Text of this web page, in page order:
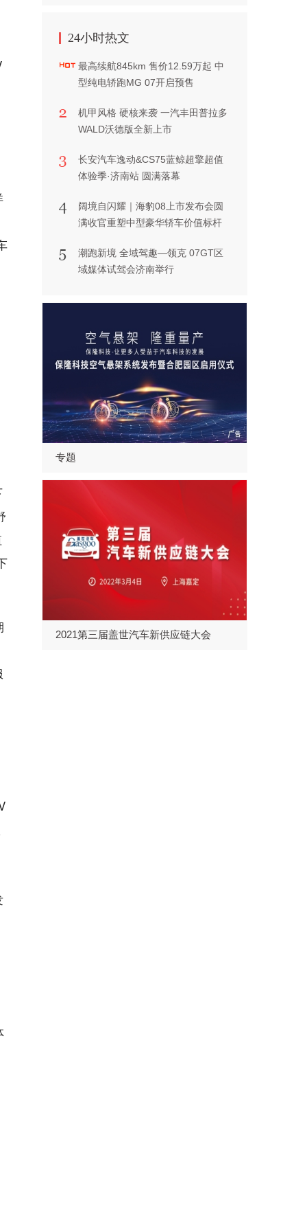
24小时热文
最高续航845km 售价12.59万起 中
型纯电轿跑MG 07开启预售
机甲风格 硬核来袭 一汽丰田普拉多
WALD沃德版全新上市
长安汽车逸动&CS75蓝鲸超擎超值
体验季·济南站 圆满落幕
阔境自闪耀｜海豹08上市发布会圆
满收官重塑中型豪华轿车价值标杆
潮跑新境 全域驾趣—领克 07GT区
域媒体试驾会济南举行
专题
2021第三届盖世汽车新供应链大会